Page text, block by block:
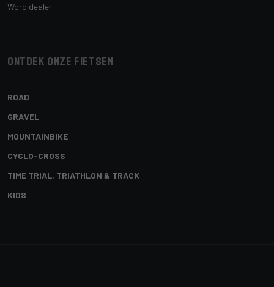
Word dealer
Ontdek onze fietsen
ROAD
GRAVEL
MOUNTAINBIKE
CYCLO-CROSS
TIME TRIAL, TRIATHLON & TRACK
KIDS